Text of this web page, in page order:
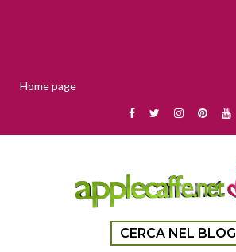
Home page
CERCA NEL BLOG